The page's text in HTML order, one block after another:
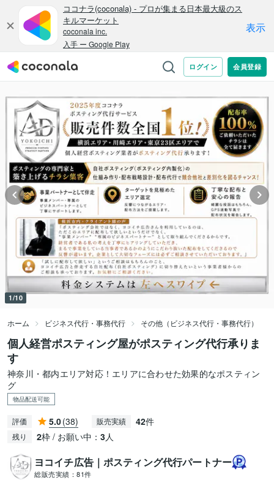
1/10
ホーム ビジネス代行・事務代行 その他（ビジネス代行・事務代行）
個人経営ポスティング屋がポスティング代行承りま
す
神奈川・都内エリア対応！エリアに合わせた効果的なポスティン
グ
物品配送可能
評価 5.0(38) 販売実績 42件
残り 2枠 / お願い中： 3人
ヨコイチ広告｜ポスティング代行パートナー
総販売実績： 81件